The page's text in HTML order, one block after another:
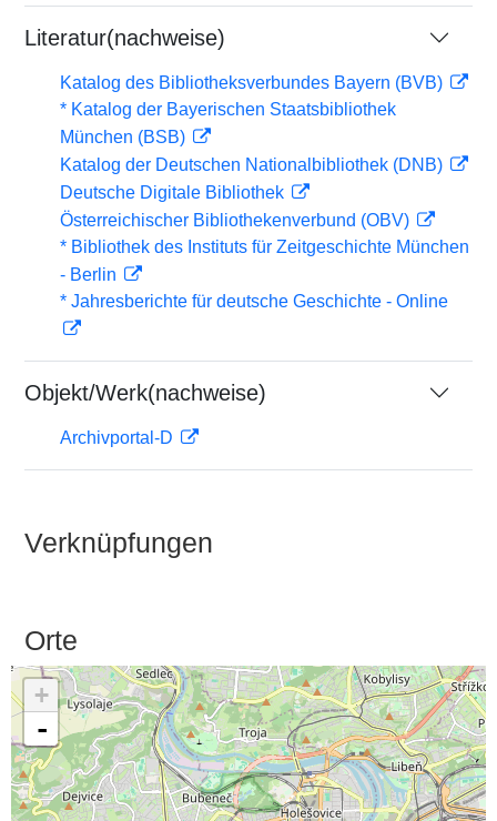
Literatur(nachweise)
Katalog des Bibliotheksverbundes Bayern (BVB)
* Katalog der Bayerischen Staatsbibliothek
München (BSB)
Katalog der Deutschen Nationalbibliothek (DNB)
Deutsche Digitale Bibliothek
Österreichischer Bibliothekenverbund (OBV)
* Bibliothek des Instituts für Zeitgeschichte München
- Berlin
* Jahresberichte für deutsche Geschichte - Online
Objekt/Werk(nachweise)
Archivportal-D
Verknüpfungen
Orte
+
-